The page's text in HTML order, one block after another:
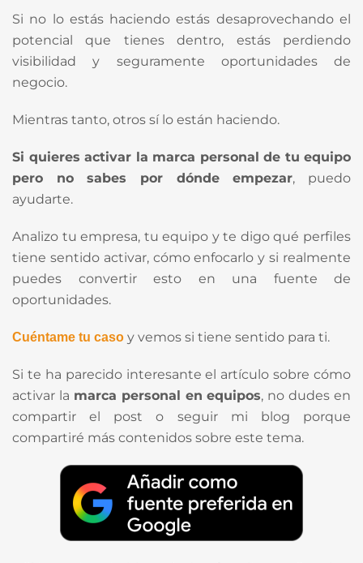
Si no lo estás haciendo estás desaprovechando el
potencial que tienes dentro, estás perdiendo
visibilidad y seguramente oportunidades de
negocio.
Mientras tanto, otros sí lo están haciendo.
Si quieres activar la marca personal de tu equipo
pero no sabes por dónde empezar, puedo
ayudarte.
Analizo tu empresa, tu equipo y te digo qué perfiles
tiene sentido activar, cómo enfocarlo y si realmente
puedes convertir esto en una fuente de
oportunidades.
Cuéntame tu caso y vemos si tiene sentido para ti.
Si te ha parecido interesante el artículo sobre cómo
activar la marca personal en equipos, no dudes en
compartir el post o seguir mi blog porque
compartiré más contenidos sobre este tema.